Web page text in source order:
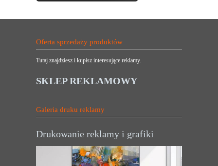
Oferta sprzedaży produktów
Tutaj znajdziesz i kupisz interesujące reklamy.
SKLEP REKLAMOWY
Galeria druku reklamy
Drukowanie reklamy i grafiki